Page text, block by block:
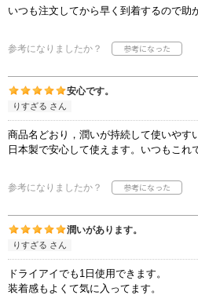
いつも注文してから早く到着するので助
参考になりましたか？
安心です。
りすざる さん
商品名どおり，潤いが持続して使いやす
日本製で安心して使えます。いつもこれ
参考になりましたか？
潤いがあります。
りすざる さん
ドライアイでも1日使用できます。
装着感もよくて気に入ってます。